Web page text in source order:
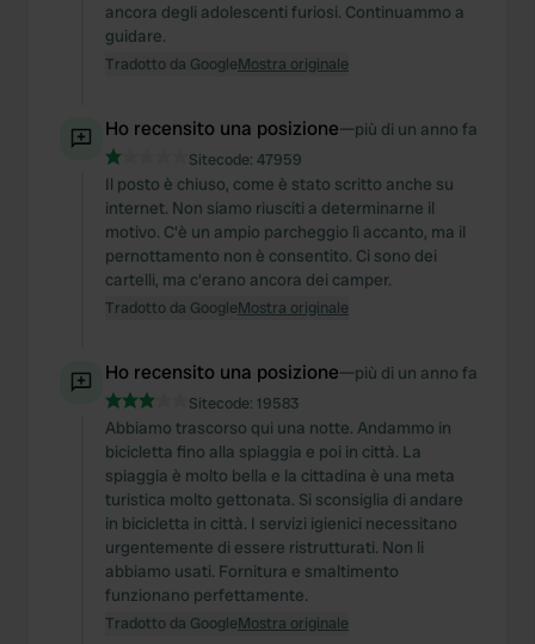
ancora degli adolescenti furiosi. Continuammo a
guidare.
Tradotto da GoogleMostra originale
Ho recensito una posizione—più di un anno fa
Sitecode: 47959
Il posto è chiuso, come è stato scritto anche su
internet. Non siamo riusciti a determinarne il
motivo. C'è un ampio parcheggio lì accanto, ma il
pernottamento non è consentito. Ci sono dei
cartelli, ma c'erano ancora dei camper.
Tradotto da GoogleMostra originale
Ho recensito una posizione—più di un anno fa
Sitecode: 19583
Abbiamo trascorso qui una notte. Andammo in
bicicletta fino alla spiaggia e poi in città. La
spiaggia è molto bella e la cittadina è una meta
turistica molto gettonata. Si sconsiglia di andare
in bicicletta in città. I servizi igienici necessitano
urgentemente di essere ristrutturati. Non li
abbiamo usati. Fornitura e smaltimento
funzionano perfettamente.
Tradotto da GoogleMostra originale